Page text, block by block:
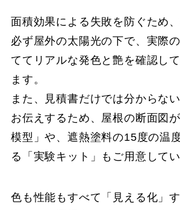
面積効果による失敗を防ぐため
必ず屋外の太陽光の下で、実際
ててリアルな発色と艶を確認し
ます。
また、見積書だけでは分からな
お伝えするため、屋根の断面図
模型」や、遮熱塗料の15度の温
る「実験キット」もご用意してい
色も性能もすべて「見える化」